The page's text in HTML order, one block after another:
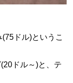
ドル)というこ
ドル～)と、テ